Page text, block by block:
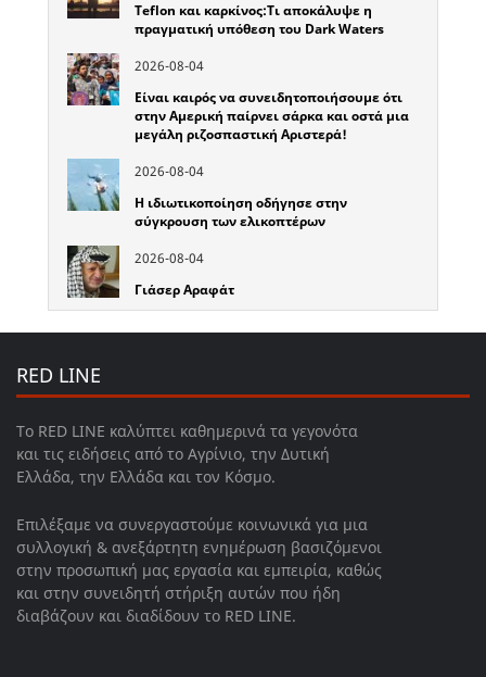
Teflon και καρκίνος:Τι αποκάλυψε η
πραγματική υπόθεση του Dark Waters
2026-08-04
Είναι καιρός να συνειδητοποιήσουμε ότι
στην Αμερική παίρνει σάρκα και οστά μια
μεγάλη ριζοσπαστική Αριστερά!
2026-08-04
Η ιδιωτικοποίηση οδήγησε στην
σύγκρουση των ελικοπτέρων
2026-08-04
Γιάσερ Αραφάτ
RED LINE
Το RED LINE καλύπτει καθημερινά τα γεγονότα
και τις ειδήσεις από το Αγρίνιο, την Δυτική
Ελλάδα, την Ελλάδα και τον Κόσμο.
Επιλέξαμε να συνεργαστούμε κοινωνικά για μια
συλλογική & ανεξάρτητη ενημέρωση βασιζόμενοι
στην προσωπική μας εργασία και εμπειρία, καθώς
και στην συνειδητή στήριξη αυτών που ήδη
διαβάζουν και διαδίδουν το RED LINE.